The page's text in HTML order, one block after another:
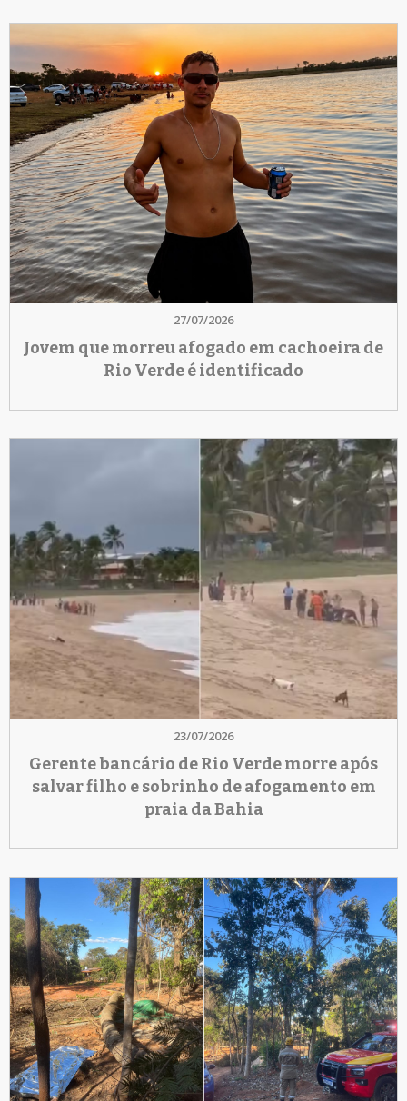
27/07/2026
Jovem que morreu afogado em cachoeira de
Rio Verde é identificado
23/07/2026
Gerente bancário de Rio Verde morre após
salvar filho e sobrinho de afogamento em
praia da Bahia